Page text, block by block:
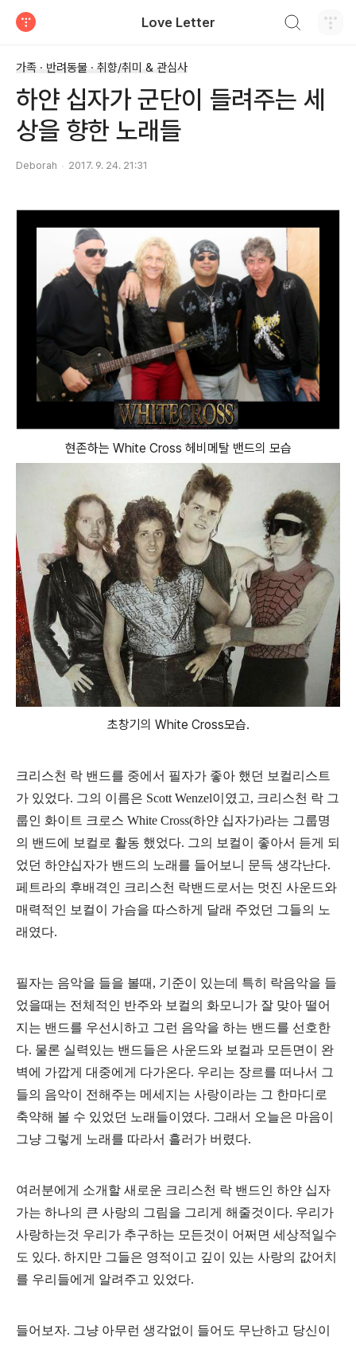
Love Letter
가족 · 반려동물 · 취향/취미 & 관심사
하얀 십자가 군단이 들려주는 세
상을 향한 노래들
Deborah 2017. 9. 24. 21:31
현존하는 White Cross 헤비메탈 밴드의 모습
초창기의 White Cross모습.
크리스천 락 밴드를 중에서 필자가 좋아 했던 보컬리스트
가 있었다. 그의 이름은 Scott Wenzel이였고, 크리스천 락 그
룹인 화이트 크로스 White Cross(하얀 십자가)라는 그룹명
의 밴드에 보컬로 활동 했었다. 그의 보컬이 좋아서 듣게 되
었던 하얀십자가 밴드의 노래를 들어보니 문득 생각난다.
페트라의 후배격인 크리스천 락밴드로서는 멋진 사운드와
매력적인 보컬이 가슴을 따스하게 달래 주었던 그들의 노
래였다.
필자는 음악을 들을 볼때, 기준이 있는데 특히 락음악을 들
었을때는 전체적인 반주와 보컬의 화모니가 잘 맞아 떨어
지는 밴드를 우선시하고 그런 음악을 하는 밴드를 선호한
다. 물론 실력있는 밴드들은 사운드와 보컬과 모든면이 완
벽에 가깝게 대중에게 다가온다. 우리는 장르를 떠나서 그
들의 음악이 전해주는 메세지는 사랑이라는 그 한마디로
축약해 볼 수 있었던 노래들이였다. 그래서 오늘은 마음이
그냥 그렇게 노래를 따라서 흘러가 버렸다.
여러분에게 소개할 새로운 크리스천 락 밴드인 하얀 십자
가는 하나의 큰 사랑의 그림을 그리게 해줄것이다. 우리가
사랑하는것 우리가 추구하는 모든것이 어쩌면 세상적일수
도 있다. 하지만 그들은 영적이고 깊이 있는 사랑의 값어치
를 우리들에게 알려주고 있었다.
들어보자. 그냥 아무런 생각없이 들어도 무난하고 당신이